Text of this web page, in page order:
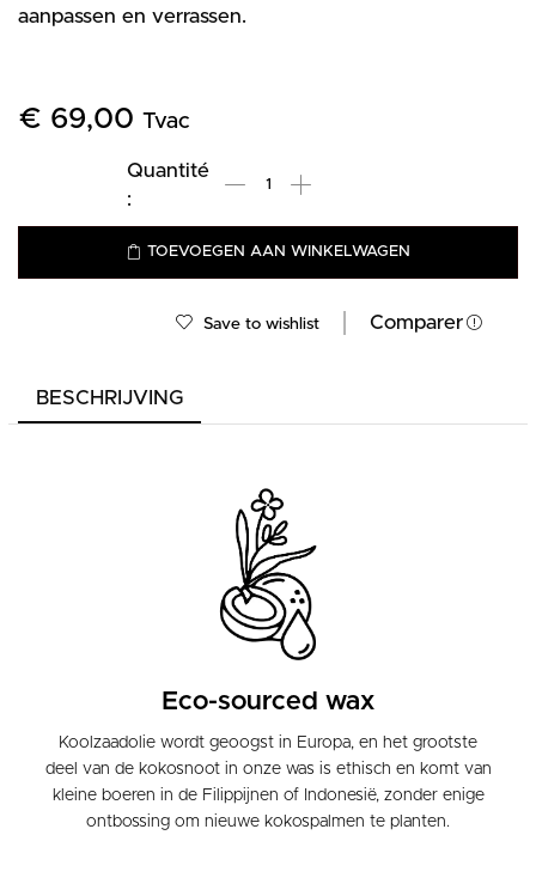
aanpassen en verrassen.
€ 69,00 Tvac
TOEVOEGEN AAN WINKELWAGEN
Save to wishlist Comparer
BESCHRIJVING
Eco-sourced wax
Koolzaadolie wordt geoogst in Europa, en het grootste
deel van de kokosnoot in onze was is ethisch en komt van
kleine boeren in de Filippijnen of Indonesië, zonder enige
ontbossing om nieuwe kokospalmen te planten.